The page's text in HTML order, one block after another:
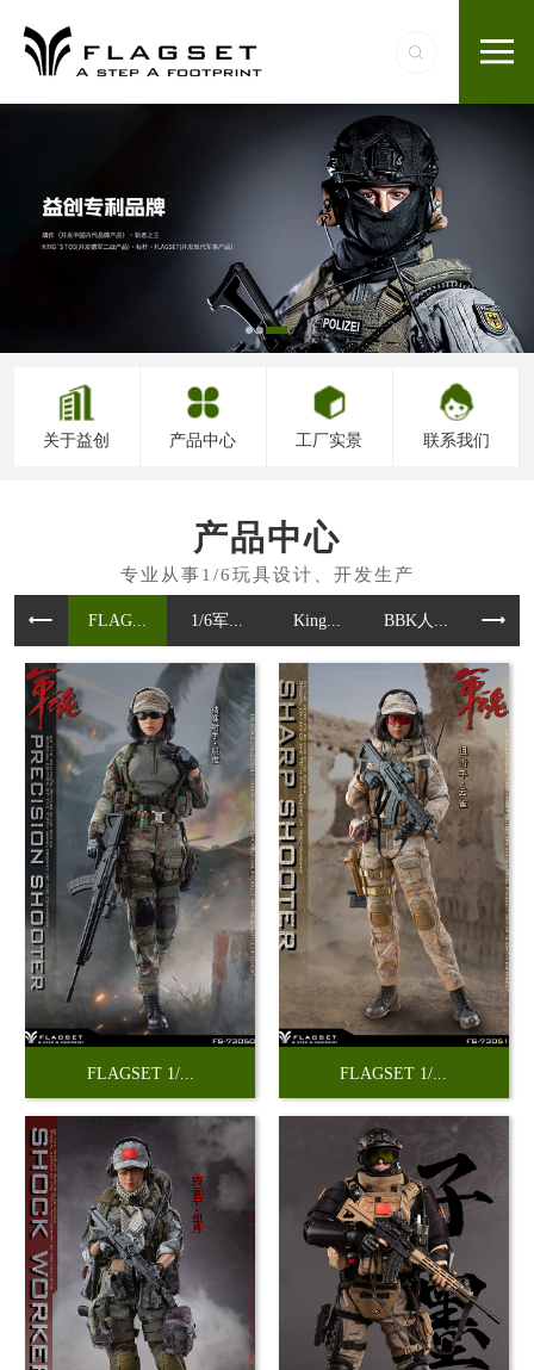
关于益创 产品中心 工厂实景 联系我们
产品中心
FLAG... 1/6军... King... BBK人... 魂作
FLAGSET 1/... FLAGSET 1/...